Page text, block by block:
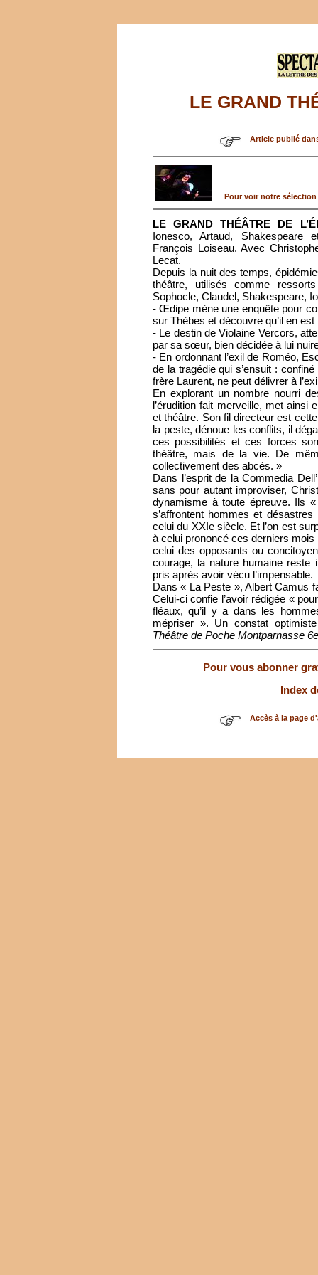
LE GRAND
Article publié
Pour voir notre
LE GRAND THÉÂTRE DE
Ionesco, Artaud, Shakespeare
François Loiseau. Avec
Lecat.
Depuis la nuit des temps,
théâtre, utilisés comme
Sophocle, Claudel, Shakespeare,
- Œdipe mène une enquête pour
sur Thèbes et découvre qu’il en
- Le destin de Violaine Vercors,
par sa sœur, bien décidée à lui
- En ordonnant l’exil de Roméo,
de la tragédie qui s’ensuit :
frère Laurent, ne peut délivrer à
En explorant un nombre nourri
l’érudition fait merveille, met ainsi
et théâtre. Son fil directeur est
la peste, dénoue les conflits, il
ces possibilités et ces forces
théâtre, mais de la vie. De
collectivement des abcès. »
Dans l’esprit de la Commedia
sans pour autant improviser,
dynamisme à toute épreuve. Ils
s’affrontent hommes et
celui du XXIe siècle. Et l’on est
à celui prononcé ces derniers
celui des opposants ou
courage, la nature humaine reste
pris après avoir vécu l’impensable.
Dans « La Peste », Albert Camus
Celui-ci confie l’avoir rédigée «
fléaux, qu’il y a dans les
mépriser ». Un constat
Théâtre de Poche Montparnasse 6e
Pour vous abonner
Index
Accès à la page